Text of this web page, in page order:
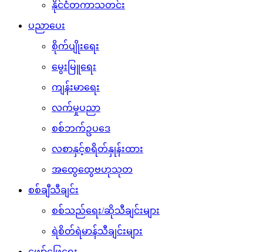
နိုင်ငံတကာသတင်း
ပညာပေး
စိုက်ပျိုးရေး
မွေးမြူရေး
ကျန်းမာရေး
လက်မှုပညာ
စစ်ဘက်ဥပဒေ
လစာနှင့်စရိတ်နှုန်းထား
အထွေထွေဗဟုသုတ
စစ်ချီသီချင်း
စစ်သည်ရေး/ဆိုသီချင်းများ
ရဲစိတ်ရဲမာန်သီချင်းများ